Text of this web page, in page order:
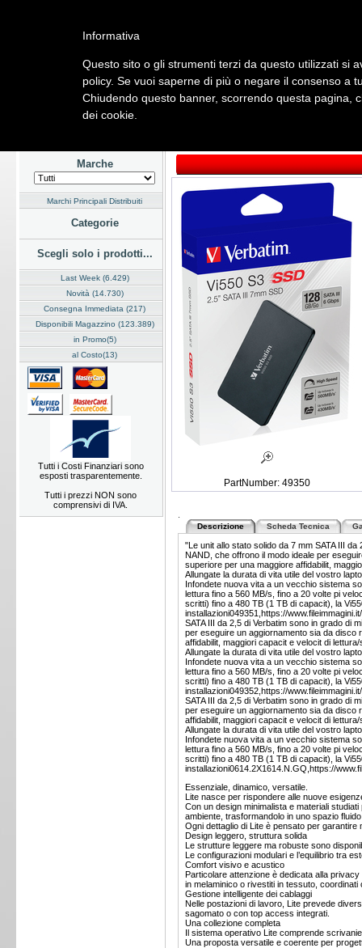
Listino Marchi Dati Cliente Servizi Company
Software Fotografia Telefonia Audio Video
Marche
Marchi Principali Distribuiti
Categorie
Scegli solo i prodotti...
Last Week (6.429)
Novità (14.730)
Consegna Immediata (217)
Disponibili Magazzino (123.389)
in Promo(5)
al Costo(13)
Tutti i Costi Finanziari sono
esposti trasparentemente.
Tutti i prezzi NON sono
comprensivi di IVA.
PartNumber: 49350
Descrizione Scheda Tecnica
"Le unit allo stato solido da 7 mm SATA III
NAND, che offrono il modo ideale per
superiore per una maggiore affidabilit,
Allungate la durata di vita utile del vostro
Infondete nuova vita a un vecchio sistema
lettura fino a 560 MB/s, fino a 20 volte pi
scritti) fino a 480 TB (1 TB di capacit), la
installazioni049351,https://
SATA III da 2,5 di Verbatim sono in grado di
per eseguire un aggiornamento sia da disco
affidabilit, maggiori capacit e velocit di
Allungate la durata di vita utile del vostro
Infondete nuova vita a un vecchio sistema
lettura fino a 560 MB/s, fino a 20 volte pi
scritti) fino a 480 TB (1 TB di capacit), la
installazioni049352,https://
SATA III da 2,5 di Verbatim sono in grado di
per eseguire un aggiornamento sia da disco
affidabilit, maggiori capacit e velocit di
Allungate la durata di vita utile del vostro
Infondete nuova vita a un vecchio sistema
lettura fino a 560 MB/s, fino a 20 volte pi
scritti) fino a 480 TB (1 TB di capacit), la
installazioni0614.2X1614.N.GQ,https://
Essenziale, dinamico, versatile.
Lite nasce per rispondere alle nuove
Con un design minimalista e materiali
ambiente, trasformandolo in uno spazio
Ogni dettaglio di Lite è pensato per garantire
Design leggero, struttura solida
Le strutture leggere ma robuste sono
Le configurazioni modulari e l’equilibrio tra
Comfort visivo e acustico
Particolare attenzione è dedicata alla
in melaminico o rivestiti in tessuto, coordinati
Gestione intelligente dei cablaggi
Nelle postazioni di lavoro, Lite prevede
sagomato o con top access integrati.
Una collezione completa
Il sistema operativo Lite comprende
Una proposta versatile e coerente per
Informativa
Questo sito o gli strumenti terzi da questo utilizzati si
policy. Se vuoi saperne di più o negare il consenso a
Chiudendo questo banner, scorrendo questa pagina,
dei cookie.